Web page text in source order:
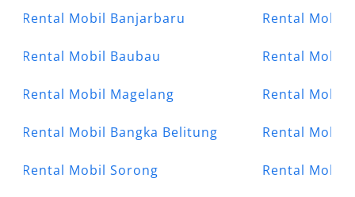
Rental Mobil Banjarbaru
Rental Mobil Baubau
Rental Mobil Magelang
Rental Mobil Bangka Belitung
Rental Mobil Sorong
Rental Mobil
Rental Mobil
Rental Mobil
Rental Mobil
Rental Mobil